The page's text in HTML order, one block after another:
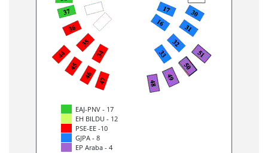
EAJ-PNV - 17
EH BILDU - 12
PSE-EE -10
GJPA - 8
EP Araba - 4